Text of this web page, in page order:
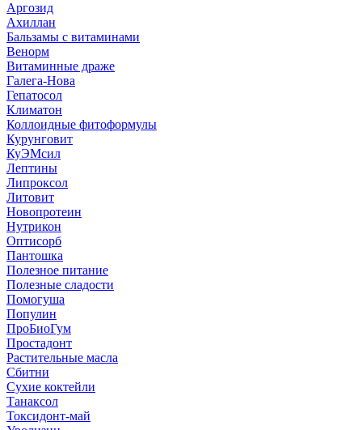
Аргозид
Ахиллан
Бальзамы с витаминами
Венорм
Витаминные драже
Галега-Нова
Гепатосол
Климатон
Коллоидные фитоформулы
Курунговит
КуЭМсил
Лептины
Липроксол
Литовит
Новопротеин
Нутрикон
Оптисорб
Пантошка
Полезное питание
Полезные сладости
Помогуша
Популин
ПроБиоГум
Простадонт
Растительные масла
Сбитни
Сухие коктейли
Танаксол
Токсидонт-май